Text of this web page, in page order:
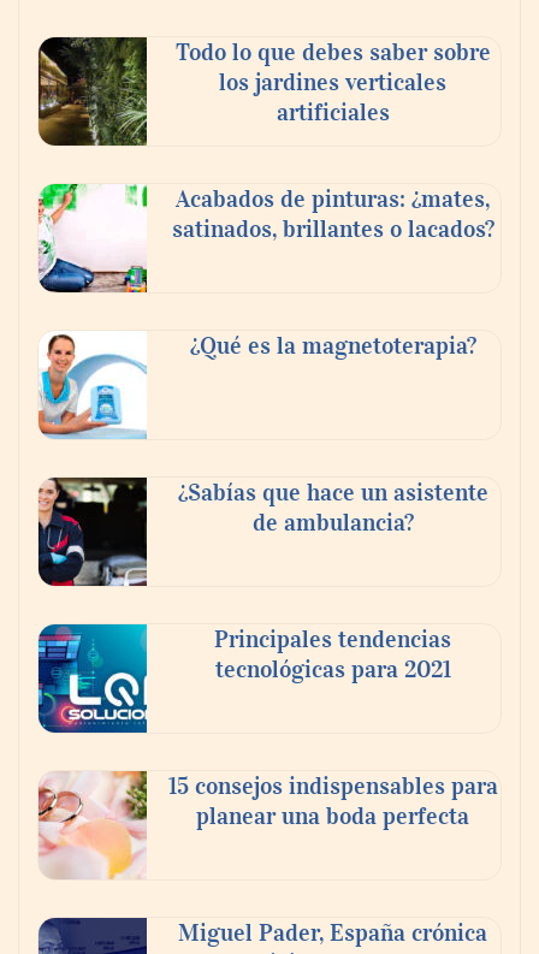
Paso a paso: ¿cómo prepararse para la
transición a la jornada de 40 horas? Guía
InfoBlock
Reforestando con el Corazón regresa a
Sierra de Guadalupe
La cartera vencida hipotecaria aumenta al
doble de velocidad que la cartera sana en
Todo lo que debes saber sobre
los jardines verticales
artificiales
Acabados de pinturas: ¿mates,
satinados, brillantes o lacados?
¿Qué es la magnetoterapia?
¿Sabías que hace un asistente
de ambulancia?
Principales tendencias
tecnológicas para 2021
15 consejos indispensables para
planear una boda perfecta
Miguel Pader, España crónica